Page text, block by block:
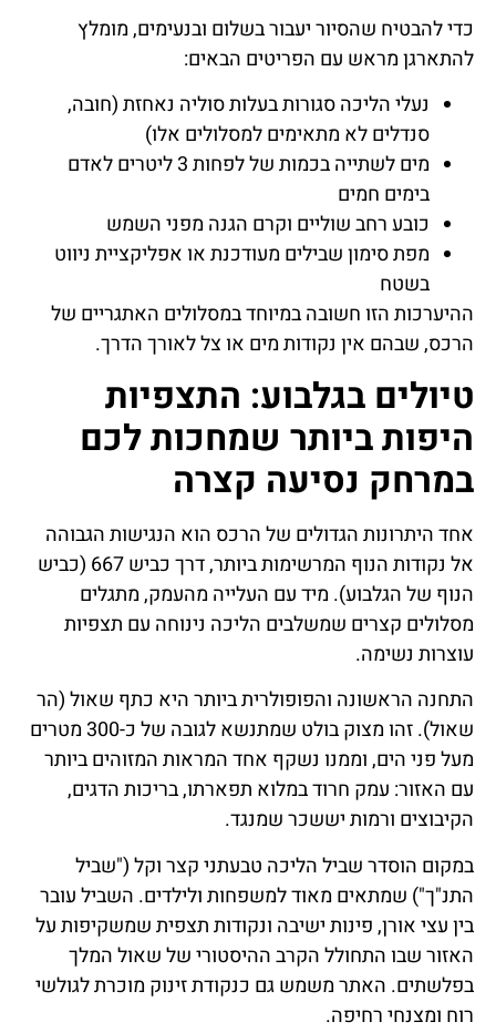
כדי להבטיח שהסיור יעבור בשלום ובנעימים, מומלץ
להתארגן מראש עם הפריטים הבאים:
נעלי הליכה סגורות בעלות סוליה נאחזת (חובה,
סנדלים לא מתאימים למסלולים אלו)
מים לשתייה בכמות של לפחות 3 ליטרים לאדם
בימים חמים
כובע רחב שוליים וקרם הגנה מפני השמש
מפת סימון שבילים מעודכנת או אפליקציית ניווט
בשטח
ההיערכות הזו חשובה במיוחד במסלולים האתגריים של
הרכס, שבהם אין נקודות מים או צל לאורך הדרך.
טיולים בגלבוע: התצפיות
היפות ביותר שמחכות לכם
במרחק נסיעה קצרה
אחד היתרונות הגדולים של הרכס הוא הנגישות הגבוהה
אל נקודות הנוף המרשימות ביותר, דרך כביש 667 (כביש
הנוף של הגלבוע). מיד עם העלייה מהעמק, מתגלים
מסלולים קצרים שמשלבים הליכה נינוחה עם תצפיות
עוצרות נשימה.
התחנה הראשונה והפופולרית ביותר היא כתף שאול (הר
שאול). זהו מצוק בולט שמתנשא לגובה של כ-300 מטרים
מעל פני הים, וממנו נשקף אחד המראות המזוהים ביותר
עם האזור: עמק חרוד במלוא תפארתו, בריכות הדגים,
הקיבוצים ורמות יששכר שמנגד.
במקום הוסדר שביל הליכה טבעתני קצר וקל ("שביל
התנ"ך") שמתאים מאוד למשפחות ולילדים. השביל עובר
בין עצי אורן, פינות ישיבה ונקודות תצפית שמשקיפות על
האזור שבו התחולל הקרב ההיסטורי של שאול המלך
בפלשתים. האתר משמש גם כנקודת זינוק מוכרת לגולשי
רוח ומצנחי רחיפה.